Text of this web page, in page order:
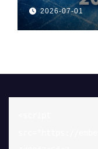
2026-07-01